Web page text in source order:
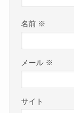
名前 ※
メール ※
サイト